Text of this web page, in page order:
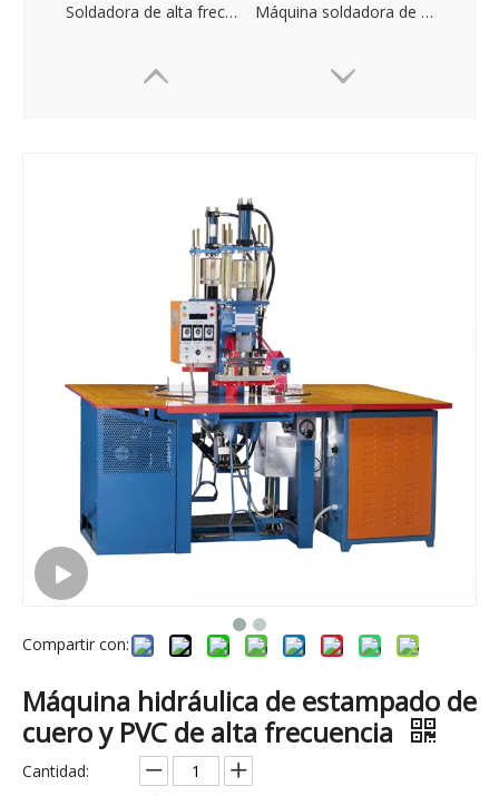
Soldadora de alta frecuencia de productos inflables de 15kw Máquina soldadora de PVC de alta frecuencia tipo pedal
Máquina de soldadura de alta frecuencia de plástico para estampado de alfombras grandes
Compartir con:
Máquina hidráulica de estampado de
cuero y PVC de alta frecuencia
Cantidad: